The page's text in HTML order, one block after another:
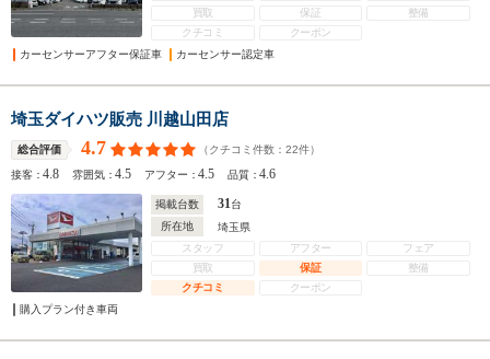
買取
保証
整備
クチコミ
クーポン
カーセンサーアフター保証車
カーセンサー認定車
埼玉ダイハツ販売 川越山田店
総合評価 4.7 （クチコミ件数： 22件）
接客：4.8 雰囲気：4.5 アフター：4.5 品質：4.6
掲載台数 31台
所在地
埼玉県
スタッフ
アフター
フェア
買取
保証
整備
クチコミ
クーポン
購入プラン付き車両